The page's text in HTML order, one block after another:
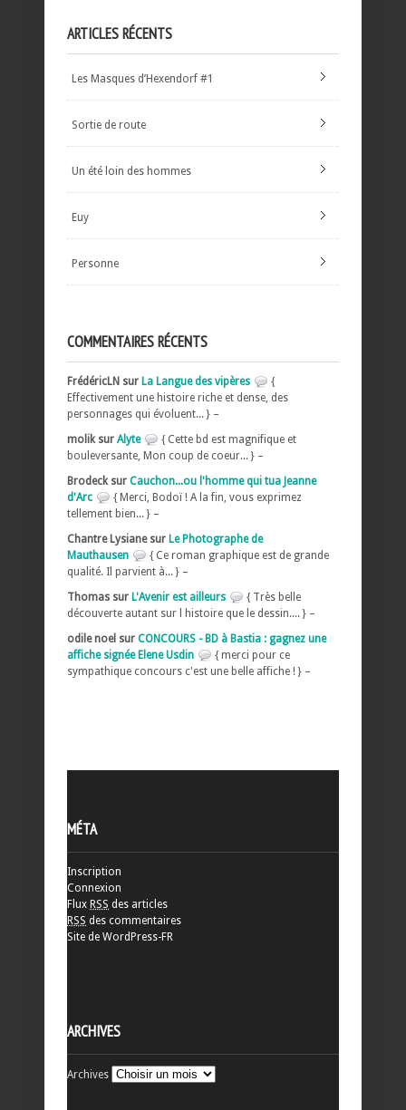
ARTICLES RÉCENTS
Les Masques d’Hexendorf #1
Sortie de route
Un été loin des hommes
Euy
Personne
COMMENTAIRES RÉCENTS
FrédéricLN sur La Langue des vipères
{
Effectivement une histoire riche et dense, des
personnages qui évoluent... } –
molik sur Alyte
{ Cette bd est magnifique et
bouleversante, Mon coup de coeur... } –
Brodeck sur Cauchon...ou l'homme qui tua Jeanne
d'Arc
{ Merci, Bodoï ! A la fin, vous exprimez
tellement bien... } –
Chantre Lysiane sur Le Photographe de
Mauthausen
{ Ce roman graphique est de grande
qualité. Il parvient à... } –
Thomas sur L'Avenir est ailleurs
{ Très belle
découverte autant sur l histoire que le dessin.... } –
odile noel sur CONCOURS - BD à Bastia : gagnez une
affiche signée Elene Usdin
{ merci pour ce
sympathique concours c'est une belle affiche ! } –
MÉTA
Inscription
Connexion
Flux RSS des articles
RSS des commentaires
Site de WordPress-FR
ARCHIVES
Archives